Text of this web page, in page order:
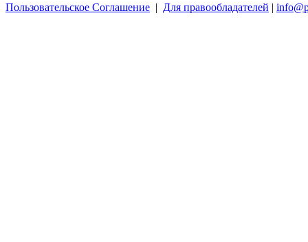
Пользовательское Соглашение | Для правообладателей |